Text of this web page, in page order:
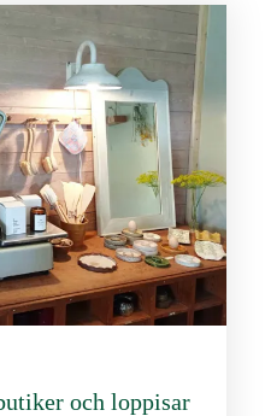
och loppisar